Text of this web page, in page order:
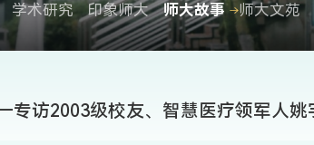
学术研究 印象师大 师大故事 师大文苑
专访2003级校友、智慧医疗领军人姚